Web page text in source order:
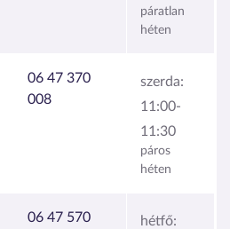
páratlan
héten
06 47 370
008
szerda:
11:00-
11:30
páros
héten
06 47 570
hétfő: